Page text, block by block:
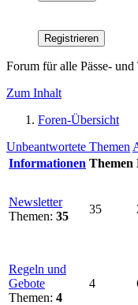
Registrieren
Forum für alle Pässe- und
Zum Inhalt
Foren-Übersicht
Unbeantwortete Themen
Informationen Themen
Newsletter
Themen: 35
35
Regeln und
Gebote
Themen: 4
4